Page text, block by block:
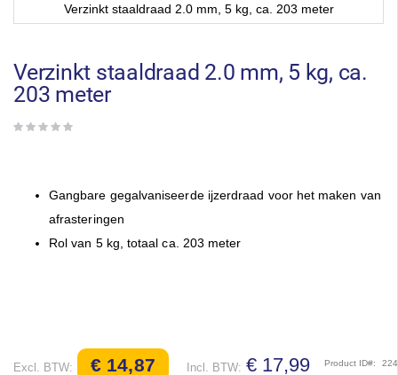
Verzinkt staaldraad 2.0 mm, 5 kg, ca. 203 meter
het
begin
van
afbeeldingen-
Verzinkt staaldraad 2.0 mm, 5 kg, ca.
203 meter
Gangbare gegalvaniseerde ijzerdraad voor het maken van
afrasteringen
Rol van 5 kg, totaal ca. 203 meter
€ 14,87 € 17,99 Product ID